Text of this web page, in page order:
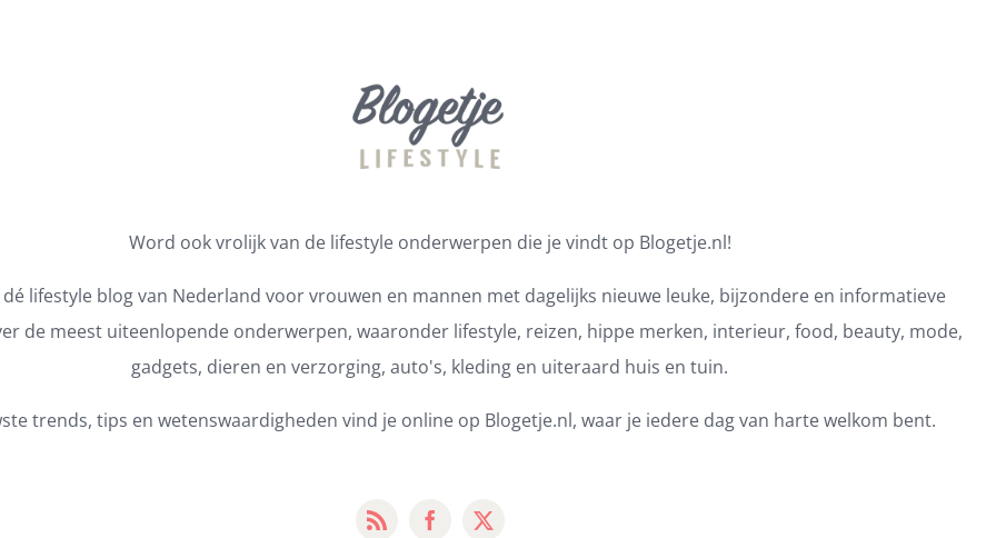
Word ook vrolijk van de lifestyle onderwerpen die je vindt op Blogetje.nl!
dé lifestyle blog van Nederland voor vrouwen en mannen met dagelijks nieuwe leuke, bijzondere en informatieve
de meest uiteenlopende onderwerpen, waaronder lifestyle, reizen, hippe merken, interieur, food, beauty, mode,
gadgets, dieren en verzorging, auto's, kleding en uiteraard huis en tuin.
trends, tips en wetenswaardigheden vind je online op Blogetje.nl, waar je iedere dag van harte welkom bent.